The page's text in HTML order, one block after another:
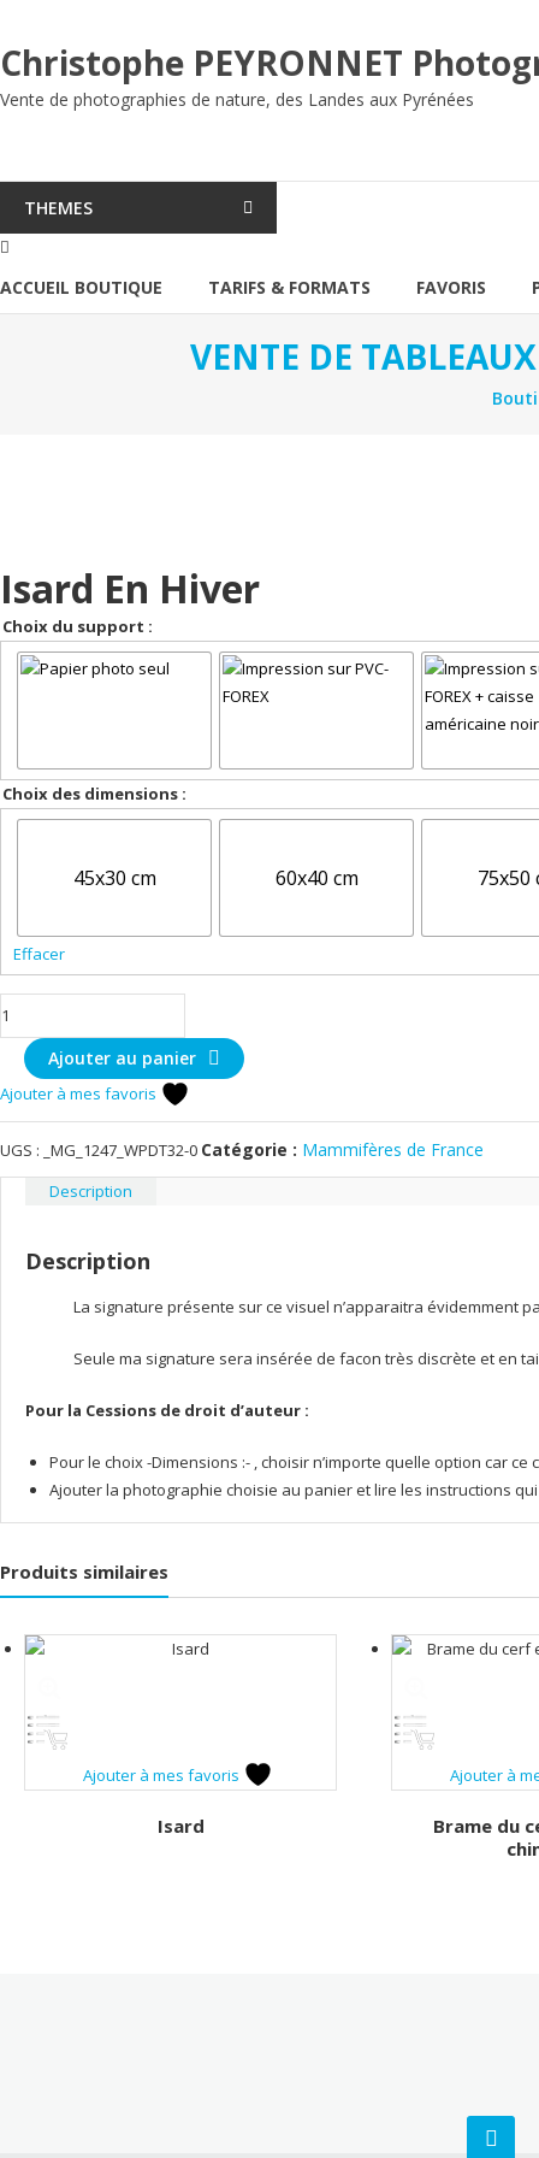
contenu
Christophe PEYRONNET
Vente de photographies de nature, des Landes aux Pyrénées
THEMES
ACCUEIL BOUTIQUE TARIFS & FORMATS FAVORIS
VENTE DE
Isard En Hiver
Choix du support :
Choix des dimensions :
45x30 cm 60x40 cm 75x50
Effacer
quantité
de
Isard
en
hiver
Ajouter au panier
Ajouter à mes favoris
UGS : _MG_1247_WPDT32-0 Catégorie : Mammifères de France
Description
Description
La signature présente sur ce visuel n’apparaitra évidemment
Seule ma signature sera insérée de facon très discrète et en
Pour la Cessions de droit d’auteur :
Pour le choix -Dimensions :- , choisir n’importe quelle option car
Ajouter la photographie choisie au panier et lire les instructions
Produits similaires
Ajouter à mes favoris
Isard
Ajouter à
Brame du